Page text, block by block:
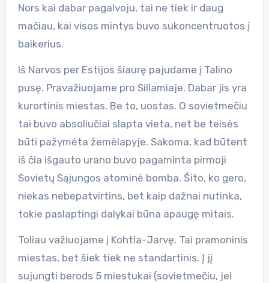
Nors kai dabar pagalvoju, tai ne tiek ir daug
mačiau, kai visos mintys buvo sukoncentruotos į
baikerius.
Iš Narvos per Estijos šiaurę pajudame į Talino
pusę. Pravažiuojame pro Sillamiaje. Dabar jis yra
kurortinis miestas. Be to, uostas. O sovietmečiu
tai buvo absoliučiai slapta vieta, net be teisės
būti pažymėta žemėlapyje. Sakoma, kad būtent
iš čia išgauto urano buvo pagaminta pirmoji
Sovietų Sąjungos atominė bomba. Šito, ko gero,
niekas nebepatvirtins, bet kaip dažnai nutinka,
tokie paslaptingi dalykai būna apaugę mitais.
Toliau važiuojame į Kohtla-Jarvę. Tai pramoninis
miestas, bet šiek tiek ne standartinis. Į jį
sujungti berods 5 miestukai (sovietmečiu, jei